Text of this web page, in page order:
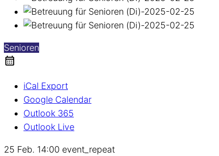
Senioren
iCal Export
Google Calendar
Outlook 365
Outlook Live
25 Feb. 14:00 event_repeat